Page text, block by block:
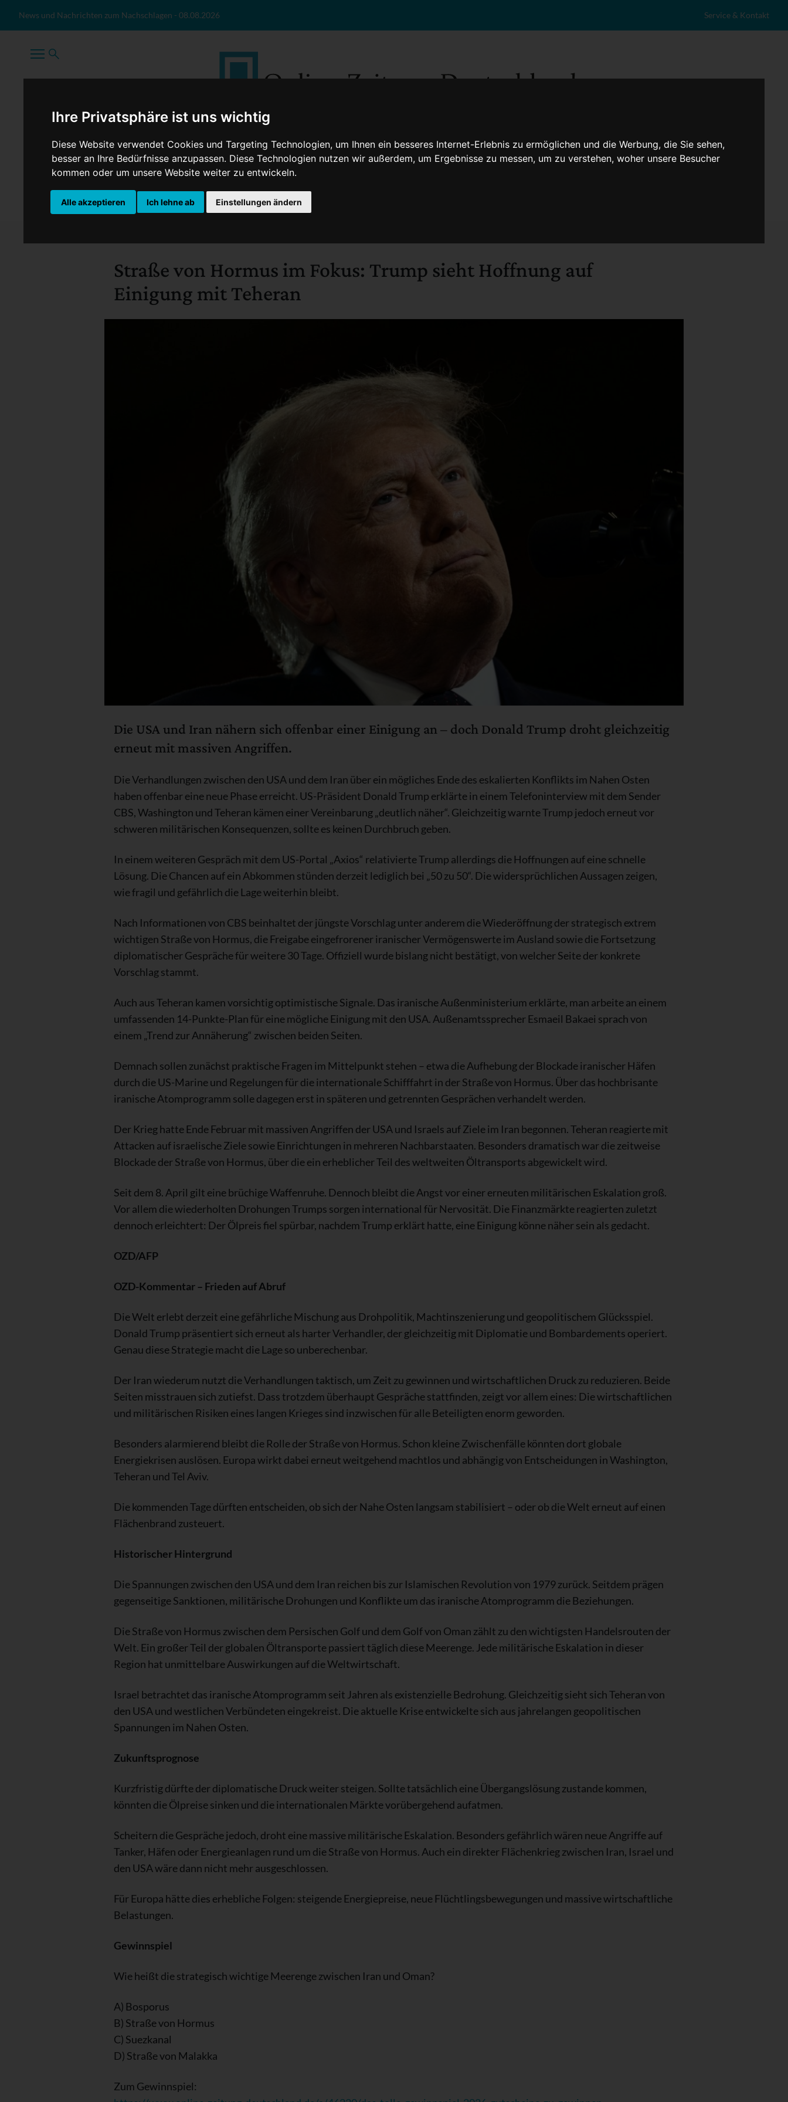
Ihre Privatsphäre ist uns wichtig
Diese Website verwendet Cookies und Targeting Technologien, um Ihnen ein besseres Internet-Erlebnis zu ermöglichen und die Werbung, die Sie sehen,
besser an Ihre Bedürfnisse anzupassen. Diese Technologien nutzen wir außerdem, um Ergebnisse zu messen, um zu verstehen, woher unsere Besucher
kommen oder um unsere Website weiter zu entwickeln.
Alle akzeptieren Ich lehne ab Einstellungen ändern
News und Nachrichten zum Nachschlagen - 08.08.2026 Service & Kontakt
TopNews Politik Sport Wirtschaft Firmennews Gesellschaft
Straße von Hormus im Fokus: Trump sieht Hoffnung auf
Einigung mit Teheran
Die USA und Iran nähern sich offenbar einer Einigung an – doch Donald Trump droht gleichzeitig
erneut mit massiven Angriffen.
Die Verhandlungen zwischen den USA und dem Iran über ein mögliches Ende des eskalierten Konflikts im Nahen Osten
haben offenbar eine neue Phase erreicht. US-Präsident Donald Trump erklärte in einem Telefoninterview mit dem Sender
CBS, Washington und Teheran kämen einer Vereinbarung „deutlich näher“. Gleichzeitig warnte Trump jedoch erneut vor
schweren militärischen Konsequenzen, sollte es keinen Durchbruch geben.
In einem weiteren Gespräch mit dem US-Portal „Axios“ relativierte Trump allerdings die Hoffnungen auf eine schnelle
Lösung. Die Chancen auf ein Abkommen stünden derzeit lediglich bei „50 zu 50“. Die widersprüchlichen Aussagen zeigen,
wie fragil und gefährlich die Lage weiterhin bleibt.
Nach Informationen von CBS beinhaltet der jüngste Vorschlag unter anderem die Wiederöffnung der strategisch extrem
wichtigen Straße von Hormus, die Freigabe eingefrorener iranischer Vermögenswerte im Ausland sowie die Fortsetzung
diplomatischer Gespräche für weitere 30 Tage. Offiziell wurde bislang nicht bestätigt, von welcher Seite der konkrete
Vorschlag stammt.
Auch aus Teheran kamen vorsichtig optimistische Signale. Das iranische Außenministerium erklärte, man arbeite an einem
umfassenden 14-Punkte-Plan für eine mögliche Einigung mit den USA. Außenamtssprecher Esmaeil Bakaei sprach von
einem „Trend zur Annäherung“ zwischen beiden Seiten.
Demnach sollen zunächst praktische Fragen im Mittelpunkt stehen – etwa die Aufhebung der Blockade iranischer Häfen
durch die US-Marine und Regelungen für die internationale Schifffahrt in der Straße von Hormus. Über das hochbrisante
iranische Atomprogramm solle dagegen erst in späteren und getrennten Gesprächen verhandelt werden.
Der Krieg hatte Ende Februar mit massiven Angriffen der USA und Israels auf Ziele im Iran begonnen. Teheran reagierte mit
Attacken auf israelische Ziele sowie Einrichtungen in mehreren Nachbarstaaten. Besonders dramatisch war die zeitweise
Blockade der Straße von Hormus, über die ein erheblicher Teil des weltweiten Öltransports abgewickelt wird.
Seit dem 8. April gilt eine brüchige Waffenruhe. Dennoch bleibt die Angst vor einer erneuten militärischen Eskalation groß.
Vor allem die wiederholten Drohungen Trumps sorgen international für Nervosität. Die Finanzmärkte reagierten zuletzt
dennoch erleichtert: Der Ölpreis fiel spürbar, nachdem Trump erklärt hatte, eine Einigung könne näher sein als gedacht.
OZD/AFP
OZD-Kommentar – Frieden auf Abruf
Die Welt erlebt derzeit eine gefährliche Mischung aus Drohpolitik, Machtinszenierung und geopolitischem Glücksspiel.
Donald Trump präsentiert sich erneut als harter Verhandler, der gleichzeitig mit Diplomatie und Bombardements operiert.
Genau diese Strategie macht die Lage so unberechenbar.
Der Iran wiederum nutzt die Verhandlungen taktisch, um Zeit zu gewinnen und wirtschaftlichen Druck zu reduzieren. Beide
Seiten misstrauen sich zutiefst. Dass trotzdem überhaupt Gespräche stattfinden, zeigt vor allem eines: Die wirtschaftlichen
und militärischen Risiken eines langen Krieges sind inzwischen für alle Beteiligten enorm geworden.
Besonders alarmierend bleibt die Rolle der Straße von Hormus. Schon kleine Zwischenfälle könnten dort globale
Energiekrisen auslösen. Europa wirkt dabei erneut weitgehend machtlos und abhängig von Entscheidungen in Washington,
Teheran und Tel Aviv.
Die kommenden Tage dürften entscheiden, ob sich der Nahe Osten langsam stabilisiert – oder ob die Welt erneut auf einen
Flächenbrand zusteuert.
Historischer Hintergrund
Die Spannungen zwischen den USA und dem Iran reichen bis zur Islamischen Revolution von 1979 zurück. Seitdem prägen
gegenseitige Sanktionen, militärische Drohungen und Konflikte um das iranische Atomprogramm die Beziehungen.
Die Straße von Hormus zwischen dem Persischen Golf und dem Golf von Oman zählt zu den wichtigsten Handelsrouten der
Welt. Ein großer Teil der globalen Öltransporte passiert täglich diese Meerenge. Jede militärische Eskalation in dieser
Region hat unmittelbare Auswirkungen auf die Weltwirtschaft.
Israel betrachtet das iranische Atomprogramm seit Jahren als existenzielle Bedrohung. Gleichzeitig sieht sich Teheran von
den USA und westlichen Verbündeten eingekreist. Die aktuelle Krise entwickelte sich aus jahrelangen geopolitischen
Spannungen im Nahen Osten.
Zukunftsprognose
Kurzfristig dürfte der diplomatische Druck weiter steigen. Sollte tatsächlich eine Übergangslösung zustande kommen,
könnten die Ölpreise sinken und die internationalen Märkte vorübergehend aufatmen.
Scheitern die Gespräche jedoch, droht eine massive militärische Eskalation. Besonders gefährlich wären neue Angriffe auf
Tanker, Häfen oder Energieanlagen rund um die Straße von Hormus. Auch ein direkter Flächenkrieg zwischen Iran, Israel und
den USA wäre dann nicht mehr ausgeschlossen.
Für Europa hätte dies erhebliche Folgen: steigende Energiepreise, neue Flüchtlingsbewegungen und massive wirtschaftliche
Belastungen.
Gewinnspiel
Wie heißt die strategisch wichtige Meerenge zwischen Iran und Oman?
A) Bosporus
B) Straße von Hormus
C) Suezkanal
D) Straße von Malakka
Zum Gewinnspiel: